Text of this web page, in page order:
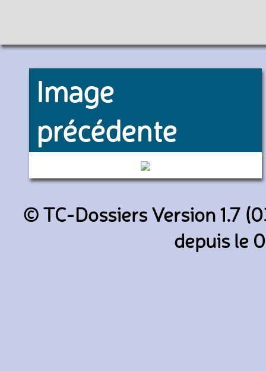
Image
précédente
424 (Transdev STRAV)
© TC-Dossiers Version 1.7
depuis le